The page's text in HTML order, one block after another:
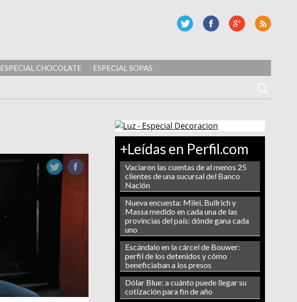
ESPECIAL CHOCOLATE ESPECIAL SOPAS
+Leídas en Perfil.com
Vaciaron las cuentas de al menos 25
clientes de una sucursal del Banco
Nación
Nueva encuesta: Milei, Bullrich y
Massa medido en cada una de las
provincias del país: dónde gana cada
uno
Escándalo en la cárcel de Bouwer:
perfil de los detenidos y cómo
beneficiaban a los presos
Dólar Blue: a cuánto puede llegar su
cotización para fin de año